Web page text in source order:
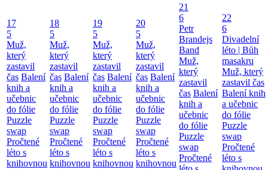
17
5
Muž,
který
zastavil
čas Balení
knih a
učebnic
do fólie
Puzzle
swap
Pročtené
léto s
knihovnou
18
5
Muž,
který
zastavil
čas Balení
knih a
učebnic
do fólie
Puzzle
swap
Pročtené
léto s
knihovnou
19
5
Muž,
který
zastavil
čas Balení
knih a
učebnic
do fólie
Puzzle
swap
Pročtené
léto s
knihovnou
20
5
Muž,
který
zastavil
čas Balení
knih a
učebnic
do fólie
Puzzle
swap
Pročtené
léto s
knihovnou
21
6
Petr
Brandejs
Band
Muž,
který
zastavil
čas Balení
knih a
učebnic
do fólie
Puzzle
swap
Pročtené
22
6
Divadelní
léto | Bůh
masakru
Muž, který
zastavil čas
Balení knih
a učebnic
do fólie
Puzzle
swap
Pročtené
léto s